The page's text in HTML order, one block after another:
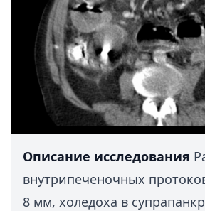
Описание исследования
внутрипеченочных
8 мм, холедоха в